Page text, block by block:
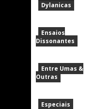
Dylanicas
Ensaios
Dissonantes
Entre Umas &
Outras
Especiais